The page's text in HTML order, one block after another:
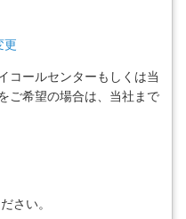
更
コールセンターもしくは当
ご希望の場合は、当社まで
さい。